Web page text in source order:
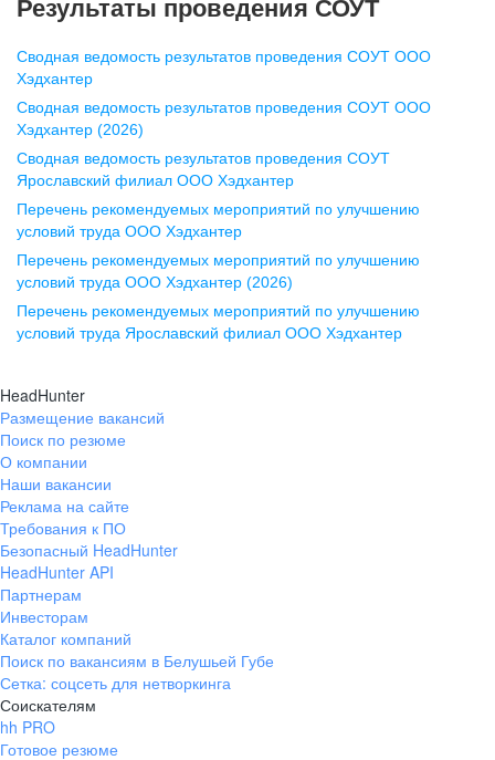
pr@nn.hh.ru
Воронеж
ул. Комиссаржевской, д. 10,
офис 1212
+7 473 280-05-05
pr@vrn.hh.ru
ул. Спартаковская, д. 2А, этаж 3,
помещение 15
+7 843 212-12-50
Екатеринбург
ул. Боевых Дружин, стр. 20,
+7 343 226-79-99
pr@ural.hh.ru
ул. Янковского, д. 169, 7 этаж,
706 каб.
+7 861 205-55-57
pr@krd.hh.ru
Результаты проведения СОУТ
Сводная ведомость результатов проведения СОУТ ООО
Хэдхантер
Сводная ведомость результатов проведения СОУТ ООО
Хэдхантер (2026)
Сводная ведомость результатов проведения СОУТ
Ярославский филиал ООО Хэдхантер
Перечень рекомендуемых мероприятий по улучшению
условий труда ООО Хэдхантер
Перечень рекомендуемых мероприятий по улучшению
условий труда ООО Хэдхантер (2026)
Перечень рекомендуемых мероприятий по улучшению
условий труда Ярославский филиал ООО Хэдхантер
HeadHunter
Размещение вакансий
Поиск по резюме
О компании
Наши вакансии
Реклама на сайте
Требования к ПО
Безопасный HeadHunter
HeadHunter API
Партнерам
Инвесторам
Каталог компаний
Поиск по вакансиям в Белушьей Губе
Сетка: соцсеть для нетворкинга
Соискателям
hh PRO
Готовое резюме